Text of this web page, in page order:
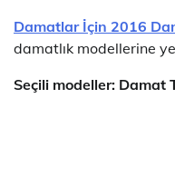
Damatlar İçin 2016
damatlık modellerine
Seçili modeller: Damat